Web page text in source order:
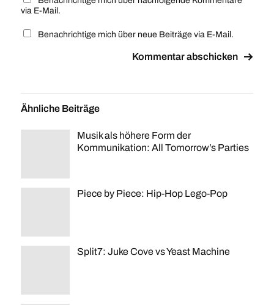
via E-Mail.
Benachrichtige mich über neue Beiträge via E-Mail.
Ähnliche Beiträge
Musik als höhere Form der
Kommunikation: All Tomorrow’s Parties
Piece by Piece: Hip-Hop Lego-Pop
Split7: Juke Cove vs Yeast Machine